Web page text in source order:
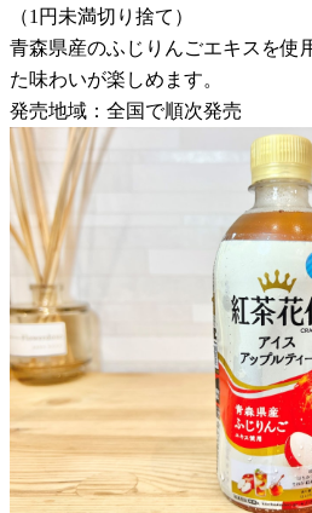
（1円未満切り捨て）
青森県産のふじりんごエキスを使
た味わいが楽しめます。
発売地域：全国で順次発売